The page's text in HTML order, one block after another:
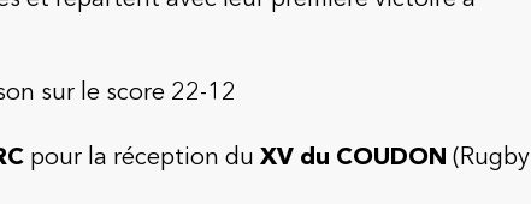
sur le score 22-12
pour la réception du XV du COUDON (Rugby